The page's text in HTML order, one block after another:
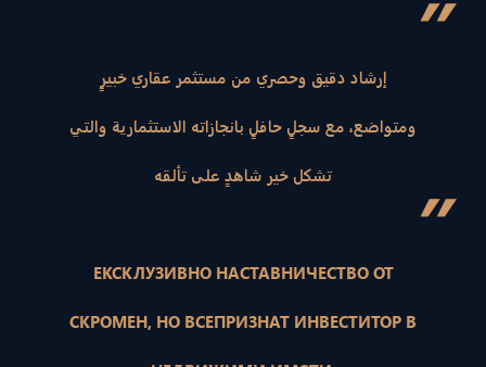
” إرشاد دقيق وحصري من مستثمر عقاري خبيرٍ
ومتواضع، مع سجلٍ حافلٍ بانجازاته الاستثمارية والتي
تشكل خير شاهدٍ على تألقه ”
ЕКСКЛУЗИВНО НАСТАВНИЧЕСТВО ОТ
СКРОМЕН, НО ВСЕПРИЗНАТ ИНВЕСТИТОР В